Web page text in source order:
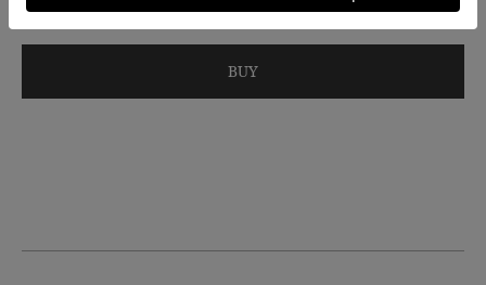
ケープワンピース
BUY